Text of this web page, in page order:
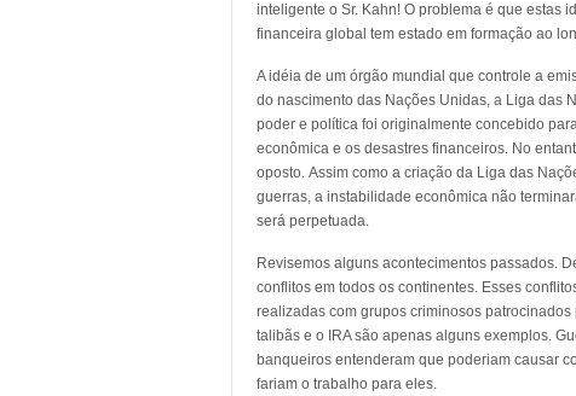
inteligente o Sr. Kahn! O problema é que estas
financeira global tem estado em formação ao
A idéia de um órgão mundial que controle a
do nascimento das Nações Unidas, a Liga das
poder e política foi originalmente concebido
econômica e os desastres financeiros. No
oposto. Assim como a criação da Liga das
guerras, a instabilidade econômica não
será perpetuada.
Revisemos alguns acontecimentos passados.
conflitos em todos os continentes. Esses
realizadas com grupos criminosos
talibãs e o IRA são apenas alguns exemplos.
banqueiros entenderam que poderiam causar
fariam o trabalho para eles.